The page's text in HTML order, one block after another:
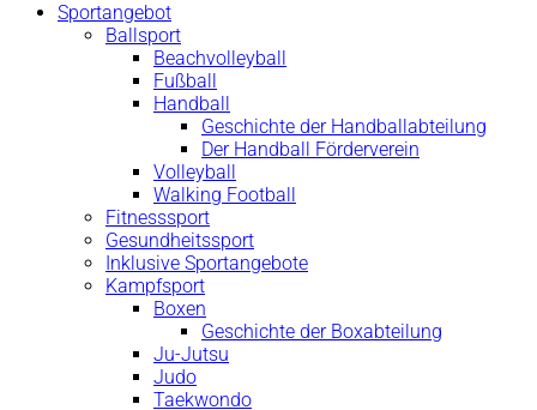
Sportangebot
Ballsport
Beachvolleyball
Fußball
Handball
Geschichte der Handballabteilung
Der Handball Förderverein
Volleyball
Walking Football
Fitnesssport
Gesundheitssport
Inklusive Sportangebote
Kampfsport
Boxen
Geschichte der Boxabteilung
Ju-Jutsu
Judo
Taekwondo